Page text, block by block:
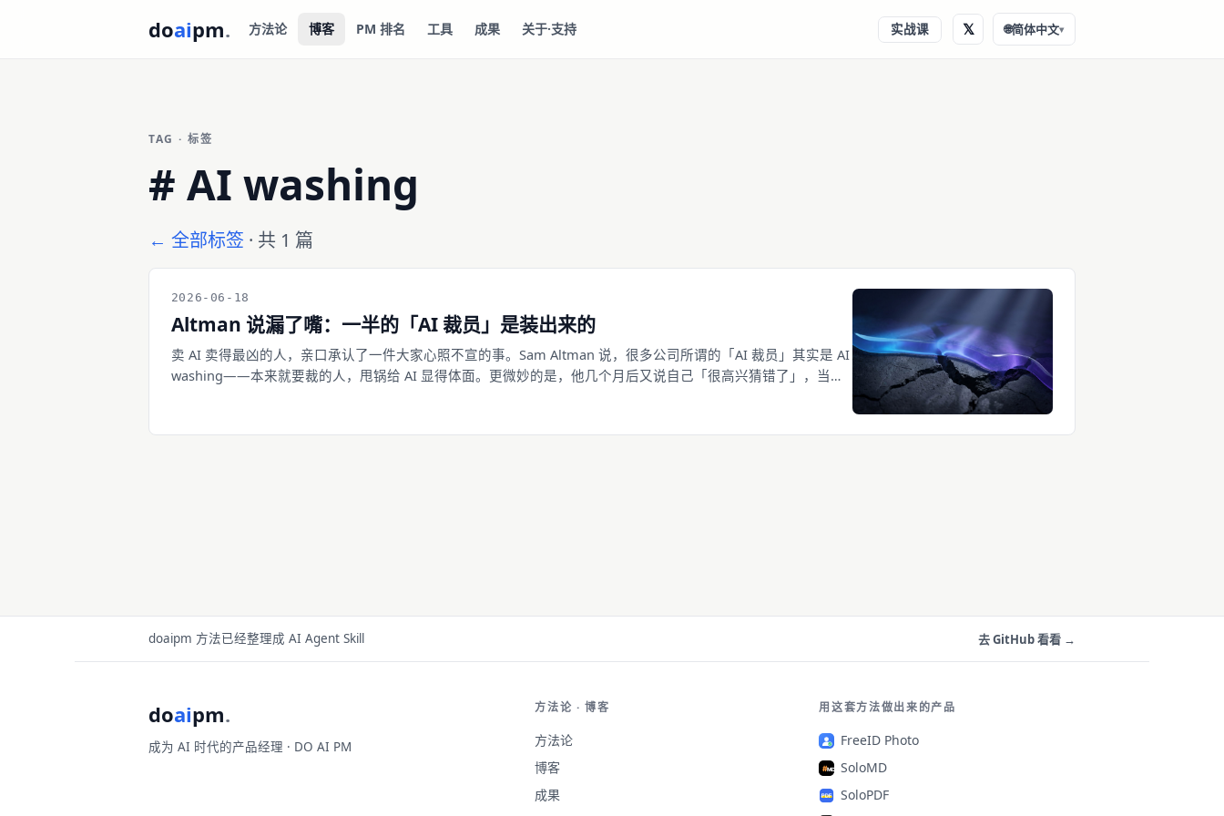
doaipm. 方法论 博客 PM 排名 工具 成果 关于·支持 实战课 𝕏 🌐简体中文▾
TAG · 标签
# AI washing
← 全部标签 · 共 1 篇
2026-06-18
Altman 说漏了嘴：一半的「AI 裁员」是装出来的
卖 AI 卖得最凶的人，亲口承认了一件大家心照不宣的事。Sam Altman 说，很多公司所谓的「AI 裁员」其实是 AI
washing——本来就要裁的人，甩锅给 AI 显得体面。更微妙的是，他几个月后又说自己「很高兴猜错了」，当初
doaipm 方法已经整理成 AI Agent Skill 去 GitHub 看看 →
doaipm.
成为 AI 时代的产品经理 · DO AI PM
方法论 · 博客
方法论
博客
成果
用这套方法做出来的产品
FreeID Photo
SoloMD
SoloPDF